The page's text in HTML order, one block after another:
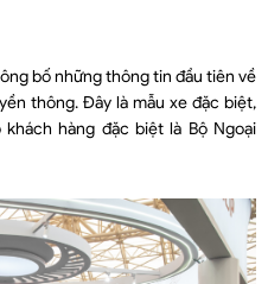
bố những thông tin đầu tiên về
thông. Đây là mẫu xe đặc biệt,
hàng đặc biệt là Bộ Ngoại